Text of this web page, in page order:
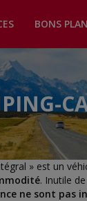
BONS
» est un
. Inutile
ne sont pas